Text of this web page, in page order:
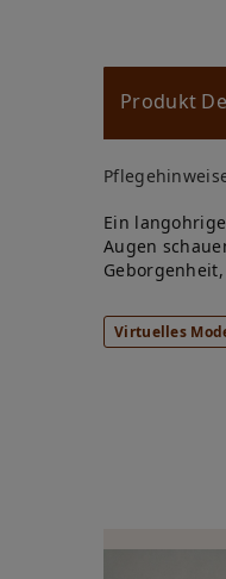
Produkt
Ein
Augen
Virtuelles